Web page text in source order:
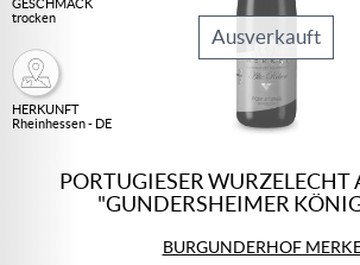
GESCHMACK
trocken
HERKUNFT
Rheinhessen - DE
Ausverkauft
PORTUGIESER WURZELECHT
"GUNDERSHEIMER
BURGUNDERHOF